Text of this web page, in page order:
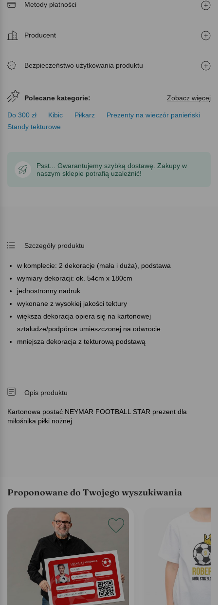
Metody płatności
Producent
Bezpieczeństwo użytkowania produktu
Polecane kategorie: Zobacz więcej
Do 300 zł Kibic Piłkarz
Prezenty na wieczór panieński
Standy tekturowe
Psst... Gwarantujemy szybką dostawę. Zakupy w
naszym sklepie potrafią uzależnić!
Szczegóły produktu
w komplecie: 2 dekoracje (mała i duża), podstawa
wymiary dekoracji: ok. 54cm x 180cm
jednostronny nadruk
wykonane z wysokiej jakości tektury
większa dekoracja opiera się na kartonowej
sztaludze/podpórce umieszczonej na odwrocie
mniejsza dekoracja z tekturową podstawą
Opis produktu
Kartonowa postać NEYMAR FOOTBALL STAR prezent dla
miłośnika piłki nożnej
Proponowane do Twojego wyszukiwania